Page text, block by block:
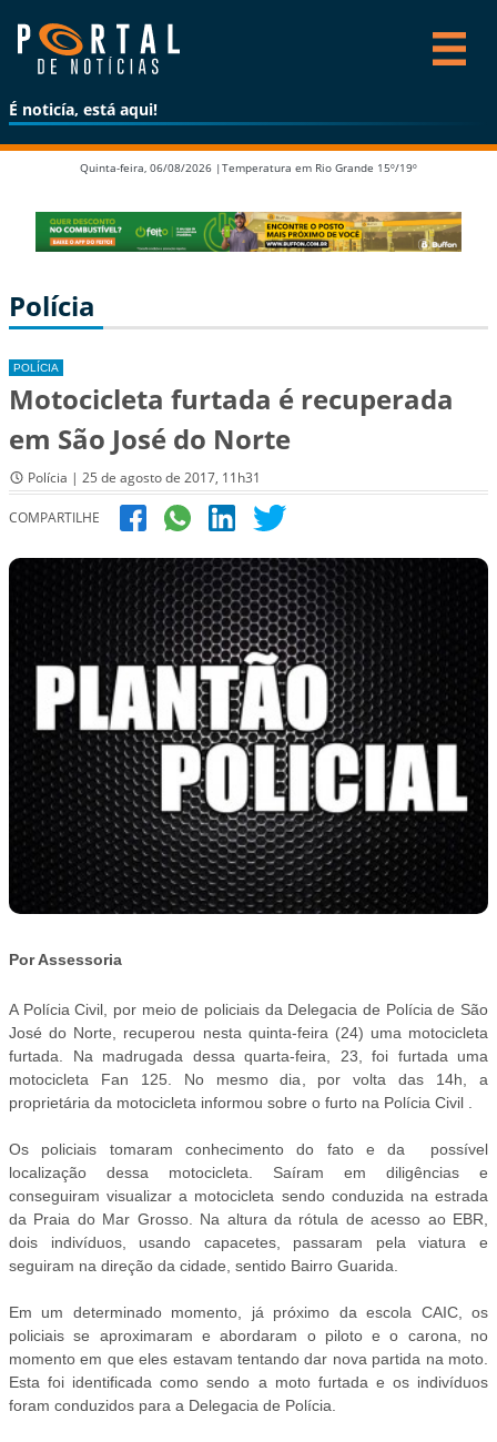
É noticía, está aqui!
Quinta-feira, 06/08/2026 | Temperatura em Rio Grande 15º/19º
Polícia
POLÍCIA
Motocicleta furtada é recuperada
em São José do Norte
Polícia | 25 de agosto de 2017, 11h31
COMPARTILHE
Por Assessoria
A Polícia Civil, por meio de policiais da Delegacia de Polícia de São
José do Norte, recuperou nesta quinta-feira (24) uma motocicleta
furtada. Na madrugada dessa quarta-feira, 23, foi furtada uma
motocicleta Fan 125. No mesmo dia, por volta das 14h, a
proprietária da motocicleta informou sobre o furto na Polícia Civil .
Os policiais tomaram conhecimento do fato e da possível
localização dessa motocicleta. Saíram em diligências e
conseguiram visualizar a motocicleta sendo conduzida na estrada
da Praia do Mar Grosso. Na altura da rótula de acesso ao EBR,
dois indivíduos, usando capacetes, passaram pela viatura e
seguiram na direção da cidade, sentido Bairro Guarida.
Em um determinado momento, já próximo da escola CAIC, os
policiais se aproximaram e abordaram o piloto e o carona, no
momento em que eles estavam tentando dar nova partida na moto.
Esta foi identificada como sendo a moto furtada e os indivíduos
foram conduzidos para a Delegacia de Polícia.